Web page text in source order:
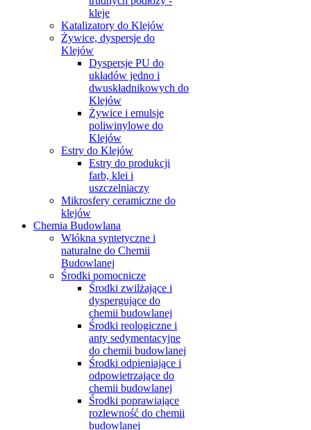
kleje
Katalizatory do Klejów
Żywice, dyspersje do
Klejów
Dyspersje PU do
układów jedno i
dwuskładnikowych do
Klejów
Żywice i emulsje
poliwinylowe do
Klejów
Estry do Klejów
Estry do produkcji
farb, klei i
uszczelniaczy
Mikrosfery ceramiczne do
klejów
Chemia Budowlana
Włókna syntetyczne i
naturalne do Chemii
Budowlanej
Środki pomocnicze
Środki zwilżające i
dyspergujące do
chemii budowlanej
Środki reologiczne i
anty sedymentacyjne
do chemii budowlanej
Środki odpieniające i
odpowietrzające do
chemii budowlanej
Środki poprawiające
rozlewność do chemii
budowlanej